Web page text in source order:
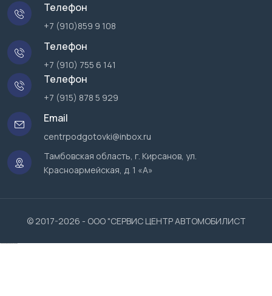
Телефон
+7 (910)859 9 108
Телефон
+7 (910) 755 6 141
Телефон
+7 (915) 878 5 929
Email
centrpodgotovki@inbox.ru
Тамбовская область, г. Кирсанов, ул.
Красноармейская, д. 1 «А»
© 2017-2026 - ООО "СЕРВИС ЦЕНТР АВТОМОБИЛИСТ